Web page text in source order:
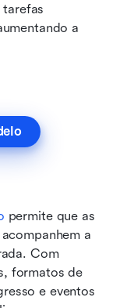
a
permite que as
a
Com
formatos de
e eventos